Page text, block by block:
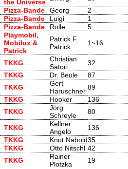
the Universe
Pizza-Bande
Georg 2
Pizza-Bande
Luigi 1
Pizza-Bande
Rolle 5
Playmobil,
Mobilux &
Patrick
Patrick F.
Patrick
1~16
TKKG
Christian
Satori
32
TKKG
Dr. Beule 87
TKKG
Gert
Haruschner 89
TKKG
Hooker 136
TKKG
Jörg
Schreyle
80
TKKG
Kellner
Angelo
136
TKKG
Knut Nabold35
TKKG
Otto Nitschl 42
TKKG
Rainer
Plotzka
19